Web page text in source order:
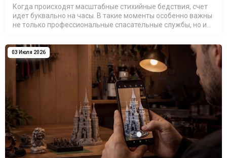
Когда происходят масштабные стихийные бедствия, счет
идет буквально на часы. В такие моменты особенно важны
не только профессиональные спасательные службы, но и
ради помощи другим.…
03 Июля 2026